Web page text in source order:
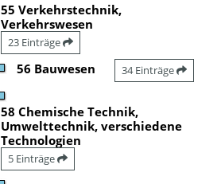
55 Verkehrstechnik,
Verkehrswesen
23 Einträge
56 Bauwesen 34 Einträge
58 Chemische Technik,
Umwelttechnik, verschiedene
Technologien
5 Einträge